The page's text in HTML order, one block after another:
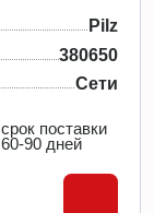
Pilz
380650
Сети
срок поставки
60-90 дней